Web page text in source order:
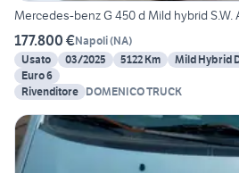
Mercedes-benz G 450 d Mild hybrid S.W.
177.800 €Napoli(NA)
Usato
03/2025 5122 Km Mild Hybrid
Euro 6
Rivenditore DOMENICO TRUCK